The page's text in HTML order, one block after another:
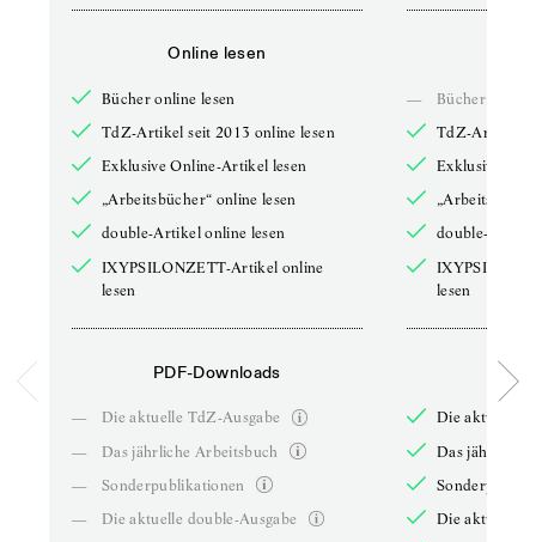
Online lesen
Bücher online lesen
TdZ-Artikel seit 2013 online lesen
Exklusive Online-Artikel lesen
„Arbeitsbücher“ online lesen
double-Artikel online lesen
IXYPSILONZETT-Artikel online
lesen
PDF-Downloads
—
Die aktuelle TdZ-Ausgabe
—
Das jährliche Arbeitsbuch
—
Sonderpublikationen
—
Die aktuelle double-Ausgabe
—
Bücher online
TdZ-Artikel
Exklusive
double-
lesen
Die aktuelle
Das jährliche
Die aktuelle